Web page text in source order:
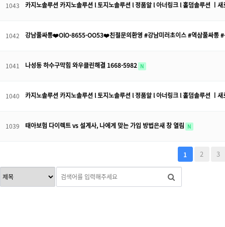
1043 카지노솔루션 카지노솔루션 l 토지노솔루션 l 정품알 l 아너링크 l 홀덤솔루션 ㅣ
1042 강남풀싸롱❤️OlO-8655-OO53❤️친절문의환영 #강남미러초이스 #역삼풀싸롱
1041 나성동 하수구막힘 와우클린해결 1668-5982 N
1040 카지노솔루션 카지노솔루션 l 토지노솔루션 l 정품알 l 아너링크 l 홀덤솔루션 ㅣ
1039 태아보험 다이렉트 vs 설계사, 나에게 맞는 가입 방법은새 창 열림 N
1 2 3